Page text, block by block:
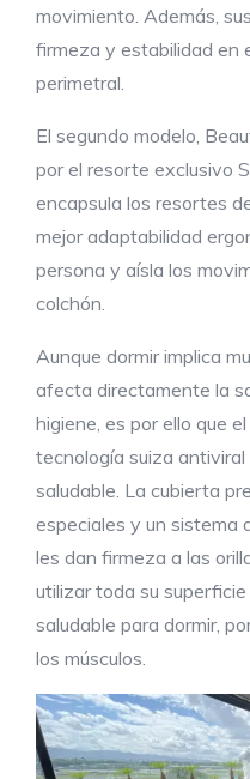
movimiento. Además,
firmeza y estabilidad en
perimetral.
El segundo modelo,
por el resorte exclusivo
encapsula los resortes
mejor adaptabilidad
persona y aísla los
colchón.
Aunque dormir implica
afecta directamente la
higiene, es por ello que
tecnología suiza
saludable. La cubierta
especiales y un sistema
les dan firmeza a las
utilizar toda su
saludable para dormir,
los músculos.